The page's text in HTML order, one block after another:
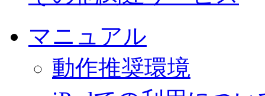
マニュアル
動作推奨環境